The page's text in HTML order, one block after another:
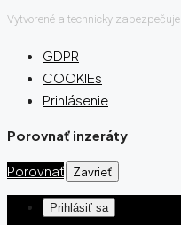
Vytvorené a technicky zabezpečuje
GDPR
COOKIEs
Prihlásenie
Porovnať inzeráty
Porovnať Zavrieť
Prihlásiť sa